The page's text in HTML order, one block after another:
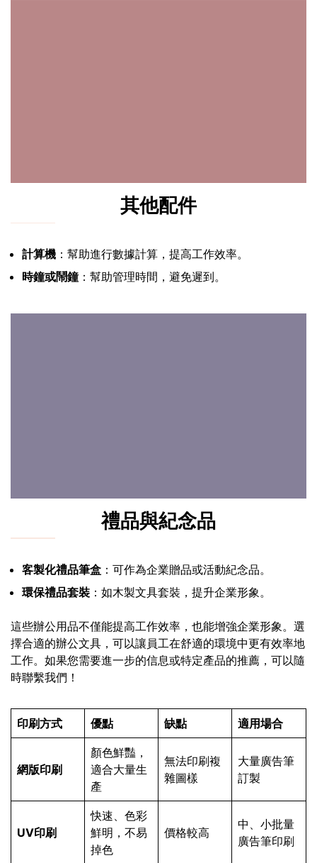
其他配件
計算機 ：幫助進行數據計算，提高工作效率。
時鐘或鬧鐘：幫助管理時間，避免遲到。
禮品與紀念品
客製化禮品筆盒 ：可作為企業贈品或活動紀念品。
環保禮品套裝 ：如木製文具套裝，提升企業形象。
這些辦公用品不僅能提高工作效率，也能增強企業形象。選
擇合適的辦公文具，可以讓員工在舒適的環境中更有效率地
工作。如果您需要進一步的信息或特定產品的推薦，可以隨
時聯繫我們！
印刷方式 優點 缺點 適用場合
網版印刷
顏色鮮豔，
適合大量生
產
無法印刷複
雜圖樣
大量廣告筆
訂製
UV印刷
快速、色彩
鮮明，不易
掉色
價格較高
中、小批量
廣告筆印刷